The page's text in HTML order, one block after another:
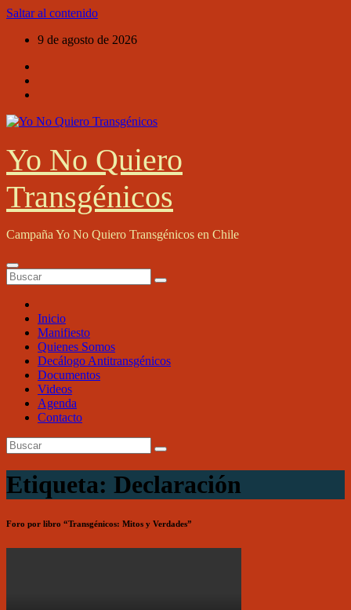
Saltar al contenido
9 de agosto de 2026
Yo No Quiero
Transgénicos
Campaña Yo No Quiero Transgénicos en Chile
Inicio
Manifiesto
Quienes Somos
Decálogo Antitransgénicos
Documentos
Videos
Agenda
Contacto
Etiqueta: Declaración
Foro por libro “Transgénicos: Mitos y Verdades”